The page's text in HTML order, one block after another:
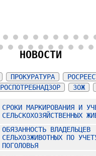
10 11 12 13 14 15 16 17 18
25 26 27 28 29 30 31
НОВОСТИ
ПРОКУРАТУРА
РОСПОТРЕБНАДЗОР ЗОЖ
СРОКИ МАРКИРОВАНИЯ И
СЕЛЬСКОХОЗЯЙСТВЕННЫХ
ОБЯЗАННОСТЬ ВЛАДЕЛЬЦЕВ
СЕЛЬХОЗЖИВОТНЫХ ПО
ПОГОЛОВЬЯ